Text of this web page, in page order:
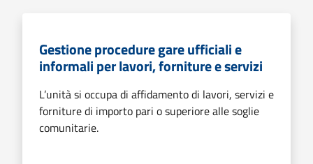
Gestione procedure gare ufficiali e
informali per lavori, forniture e servizi
L’unità si occupa di affidamento di lavori, servizi e
forniture di importo pari o superiore alle soglie
comunitarie.